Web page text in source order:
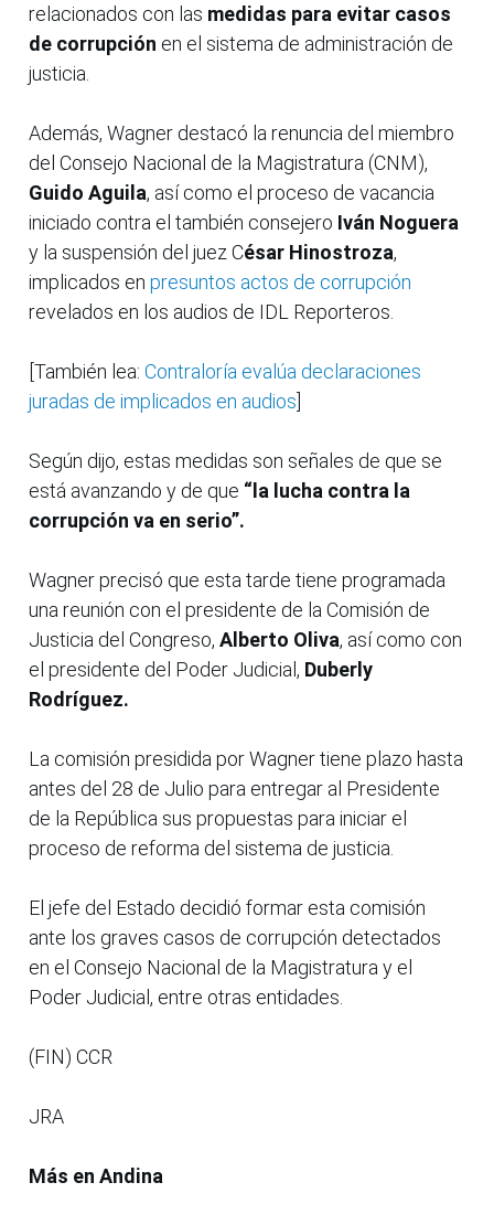
relacionados con las medidas para evitar casos
de corrupción en el sistema de administración de
justicia.
Además, Wagner destacó la renuncia del miembro
del Consejo Nacional de la Magistratura (CNM),
Guido Aguila, así como el proceso de vacancia
iniciado contra el también consejero Iván Noguera
y la suspensión del juez César Hinostroza,
implicados en presuntos actos de corrupción
revelados en los audios de IDL Reporteros.
[También lea: Contraloría evalúa declaraciones
juradas de implicados en audios
Según dijo, estas medidas son señales de que se
está avanzando y de que “la lucha contra la
corrupción va en serio”.
Wagner precisó que esta tarde tiene programada
una reunión con el presidente de la Comisión de
Justicia del Congreso, Alberto Oliva, así como con
el presidente del Poder Judicial, Duberly
Rodríguez.
La comisión presidida por Wagner tiene plazo hasta
antes del 28 de Julio para entregar al Presidente
de la República sus propuestas para iniciar el
proceso de reforma del sistema de justicia.
El jefe del Estado decidió formar esta comisión
ante los graves casos de corrupción detectados
en el Consejo Nacional de la Magistratura y el
Poder Judicial, entre otras entidades.
(FIN) CCR
JRA
Más en Andina